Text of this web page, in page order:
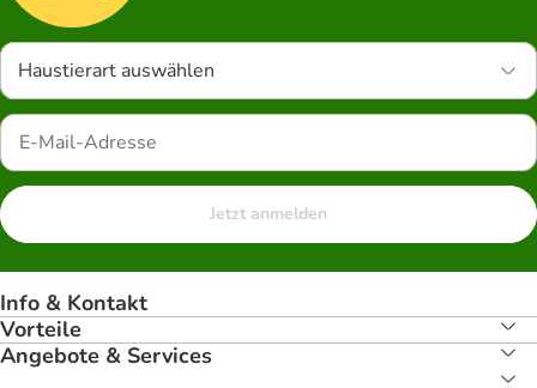
Haustierart auswählen
Jetzt anmelden
Info & Kontakt
Vorteile
Angebote & Services